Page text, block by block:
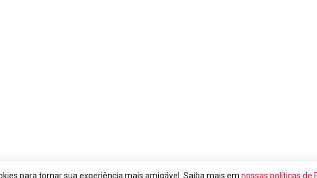
para tornar sua experiência mais amigável. Saiba mais em nossas políticas de